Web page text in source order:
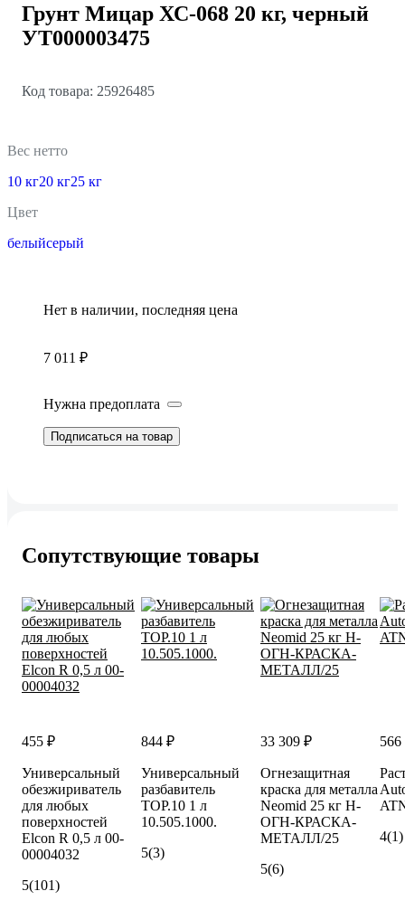
Грунт Мицар ХС-068 20 кг, черный
УТ000003475
Код товара: 25926485
Вес нетто
10 кг20 кг25 кг
Цвет
белыйсерый
Нет в наличии, последняя цена
7 011 ₽
Нужна предоплата
Подписаться на товар
Сопутствующие товары
455 ₽
Универсальный
обезжириватель
для любых
поверхностей
Elcon R 0,5 л 00-
00004032
5(101)
844 ₽
Универсальный
разбавитель
TOP.10 1 л
10.505.1000.
5(3)
33 309 ₽
Огнезащитная
краска для металла
Neomid 25 кг Н-
ОГН-КРАСКА-
МЕТАЛЛ/25
5(6)
566
4(1)